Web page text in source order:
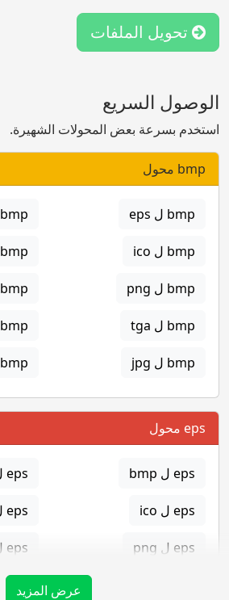
تحويل الملفات
الوصول السريع
استخدم بسرعة بعض المحولات الشهيرة.
bmp محول
bmp ل eps bmp ل gif
bmp ل ico bmp ل jpg
bmp ل png bmp ل svg
bmp ل tga bmp ل png
bmp ل jpg bmp ل gif
eps محول
eps ل bmp eps ل gif
eps ل ico eps ل jpg
eps ل png eps ل svg
عرض المزيد